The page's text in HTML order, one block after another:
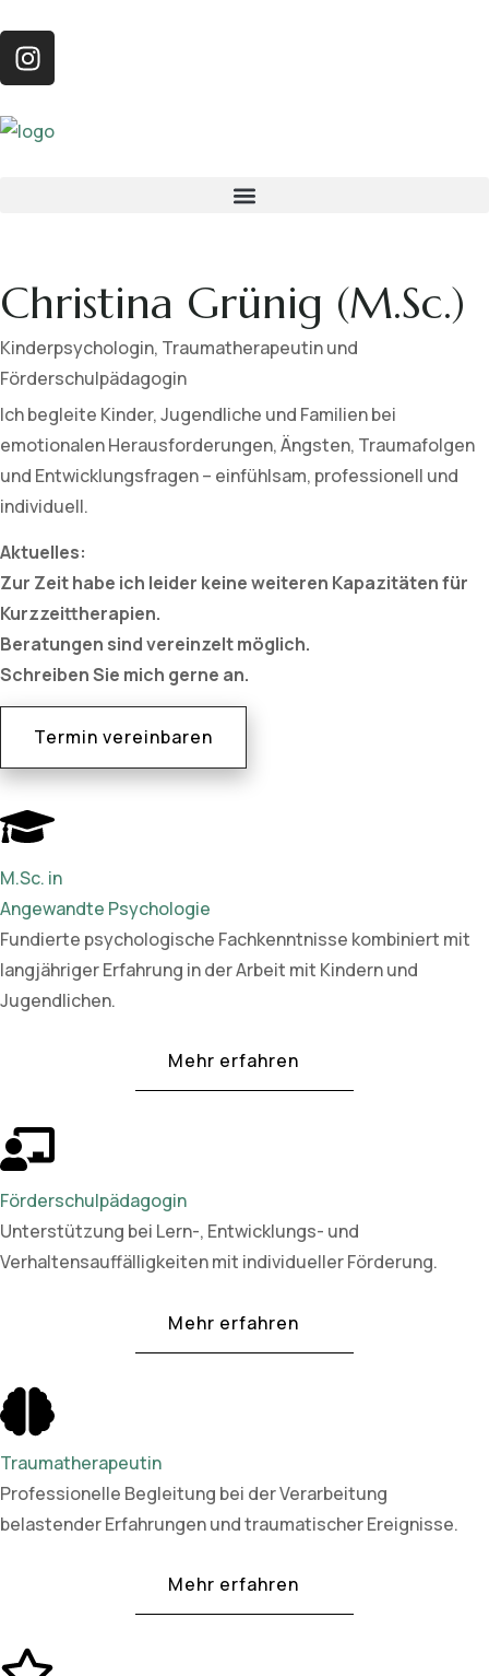
Christina Grünig (M.Sc.)
Kinderpsychologin, Traumatherapeutin und
Förderschulpädagogin
Ich begleite Kinder, Jugendliche und Familien bei
emotionalen Herausforderungen, Ängsten, Traumafolgen
und Entwicklungsfragen – einfühlsam, professionell und
individuell.
Aktuelles:
Zur Zeit habe ich leider keine weiteren Kapazitäten für
Kurzzeittherapien.
Beratungen sind vereinzelt möglich.
Schreiben Sie mich gerne an.
Termin vereinbaren
M.Sc. in
Angewandte Psychologie
Fundierte psychologische Fachkenntnisse kombiniert mit
langjähriger Erfahrung in der Arbeit mit Kindern und
Jugendlichen.
Mehr erfahren
Förderschulpädagogin
Unterstützung bei Lern-, Entwicklungs- und
Verhaltensauffälligkeiten mit individueller Förderung.
Mehr erfahren
Traumatherapeutin
Professionelle Begleitung bei der Verarbeitung
belastender Erfahrungen und traumatischer Ereignisse.
Mehr erfahren